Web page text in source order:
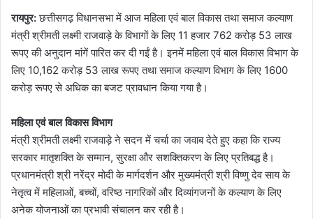
रायपुर:छत्तीसगढ़ विधानसभा में आज महिला एवं बाल विकास तथा समाज कल्याण
मंत्री श्रीमती लक्ष्मी राजवाड़े के विभागों के लिए 11 हजार 762 करोड़ 53 लाख
रूपए की अनुदान मांगें पारित कर दी गईं है। इनमें महिला एवं बाल विकास विभाग के
लिए 10,162 करोड़ 53 लाख रूपए तथा समाज कल्याण विभाग के लिए 1600
करोड़ रूपए से अधिक का बजट प्रावधान किया गया है।
महिला एवं बाल विकास विभाग
मंत्री श्रीमती लक्ष्मी राजवाड़े ने सदन में चर्चा का जवाब देते हुए कहा कि राज्य
सरकार मातृशक्ति के सम्मान, सुरक्षा और सशक्तिकरण के लिए प्रतिबद्ध है।
प्रधानमंत्री श्री नरेंद्र मोदी के मार्गदर्शन और मुख्यमंत्री श्री विष्णु देव साय के
नेतृत्व में महिलाओं, बच्चों, वरिष्ठ नागरिकों और दिव्यांगजनों के कल्याण के लिए
अनेक योजनाओं का प्रभावी संचालन कर रही है।